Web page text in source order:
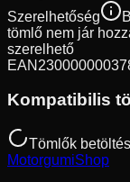
Szerelhetőség
tömlő nem jár
szerelhető
EAN
Kompatibilis
Tömlők
MotorgumiShop